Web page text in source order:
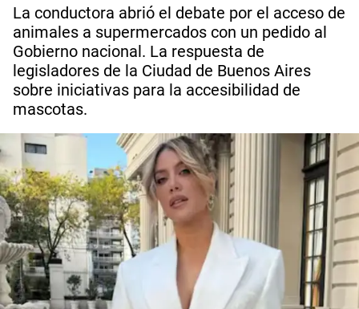
La conductora abrió el debate por el acceso de
animales a supermercados con un pedido al
Gobierno nacional. La respuesta de
legisladores de la Ciudad de Buenos Aires
sobre iniciativas para la accesibilidad de
mascotas.